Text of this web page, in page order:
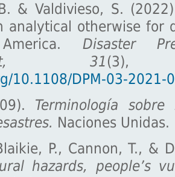
& Valdivieso, S.
analytical otherwise for
Disaster
31(3),
10.1108/DPM-03-2021-
Terminología sobre
Naciones Unidas.
P., Cannon, T., &
hazards, people’s